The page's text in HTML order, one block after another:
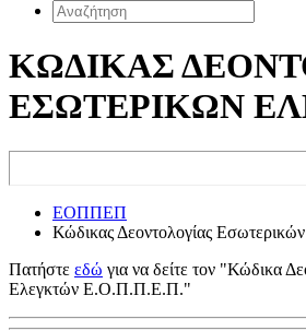
ΚΩΔΙΚΑΣ
ΕΣΩΤΕΡΙΚΩΝ
ΕΟΠΠΕΠ
Κώδικας Δεοντολογίας
Πατήστε εδώ για να δείτε τον "Κώδικα
Ελεγκτών Ε.Ο.Π.Π.Ε.Π."